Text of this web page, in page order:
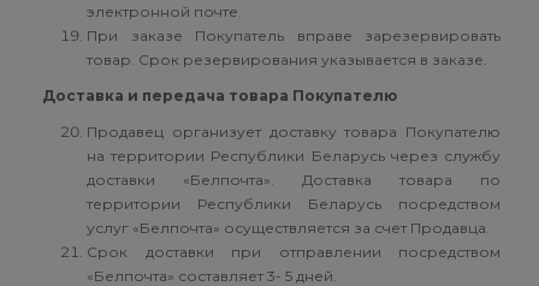
электронной почте.
При заказе Покупатель вправе зарезервировать
товар. Срок резервирования указывается в заказе.
Доставка и передача товара Покупателю
Продавец организует доставку товара Покупателю
на территории Республики Беларусь через службу
доставки «Белпочта». Доставка товара по
территории Республики Беларусь посредством
услуг «Белпочта» осуществляется за счет Продавца.
Срок доставки при отправлении посредством
«Белпочта» составляет 3- 5 дней.